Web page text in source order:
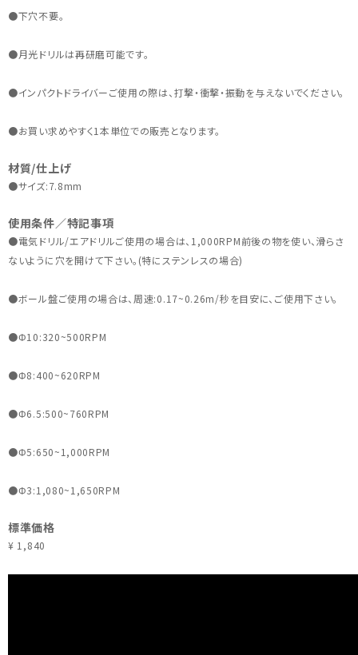
●下穴不要。
●月光ドリルは再研磨可能です。
●インパクトドライバーご使用の際は、打撃・衝撃・振動を与えないでください。
●お買い求めやすく1本単位での販売となります。
材質/仕上げ
●サイズ:7.8mm
使用条件／特記事項
●電気ドリル/エアドリルご使用の場合は、1,000RPM前後の物を使い、滑らさ
ないように穴を開けて下さい。(特にステンレスの場合)
●ボール盤ご使用の場合は、周速:0.17~0.26m/秒を目安に、ご使用下さい。
●Φ10:320~500RPM
●Φ8:400~620RPM
●Φ6.5:500~760RPM
●Φ5:650~1,000RPM
●Φ3:1,080~1,650RPM
標準価格
¥ 1,840